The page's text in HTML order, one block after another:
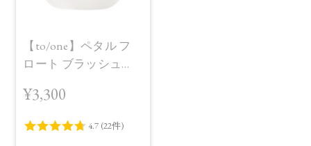
【to/one】ペタル フ
ロート ブラッシュ
¥3,300